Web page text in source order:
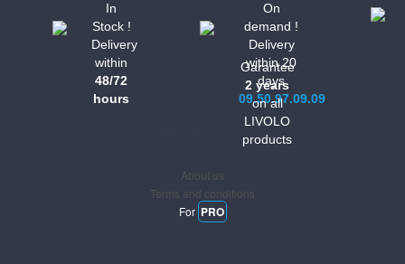
In
Stock !
Delivery
within
48/72
hours
On
demand !
Delivery
within 20
days
09.50.97.09.09
Garantee
2 years
on all
LIVOLO
products
About us
Terms and conditions
For PRO